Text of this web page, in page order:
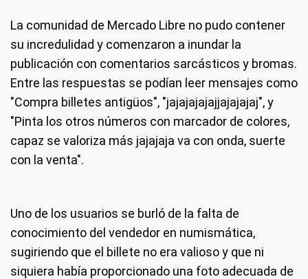
La comunidad de Mercado Libre no pudo contener
su incredulidad y comenzaron a inundar la
publicación con comentarios sarcásticos y bromas.
Entre las respuestas se podían leer mensajes como
"Compra billetes antigüos", "jajajajajajjajajajaj", y
"Pinta los otros números con marcador de colores,
capaz se valoriza más jajajaja va con onda, suerte
con la venta".
Uno de los usuarios se burló de la falta de
conocimiento del vendedor en numismática,
sugiriendo que el billete no era valioso y que ni
siquiera había proporcionado una foto adecuada de